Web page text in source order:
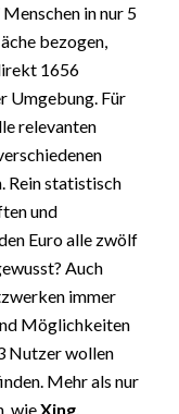
in nur 5
bezogen,
1656
Umgebung. Für
relevanten
Rein statistisch
und
Euro alle zwölf
Auch
immer
Möglichkeiten
Nutzer wollen
Mehr als nur
wieXing.